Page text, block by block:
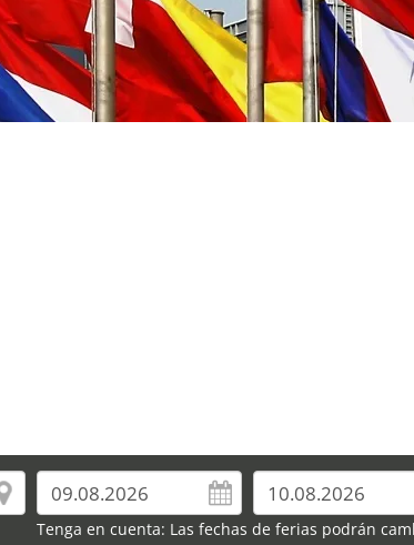
Tenga en cuenta: Las fechas de ferias podrán